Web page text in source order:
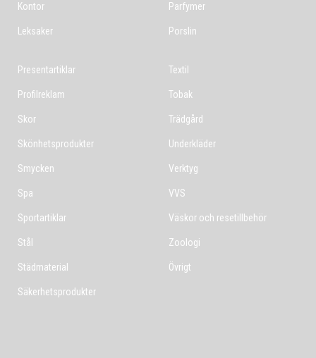
Kontor
Leksaker
Parfymer
Porslin
Presentartiklar
Profilreklam
Skor
Skönhetsprodukter
Smycken
Spa
Sportartiklar
Stål
Städmaterial
Säkerhetsprodukter
Textil
Tobak
Trädgård
Underkläder
Verktyg
VVS
Väskor och resetillbehör
Zoologi
Övrigt